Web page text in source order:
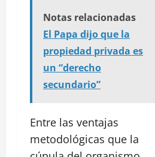
Notas relacionadas
El Papa dijo que la
propiedad privada es
un “derecho
secundario”
Entre las ventajas
metodológicas que la